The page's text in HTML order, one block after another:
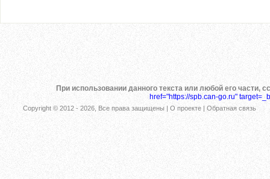
При использовании данного текста или любой его части,
href="https://spb.can-go.ru"
Copyright © 2012 - 2026, Все права защищены | О проекте | Обратная связь